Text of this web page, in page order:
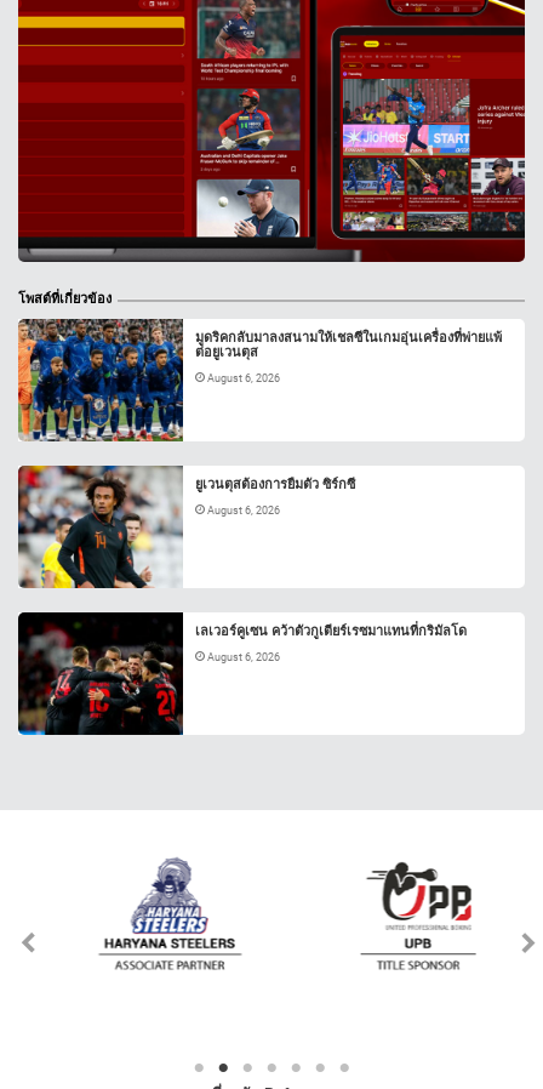
โพสต์ที่เกี่ยวข้อง
มูดริคกลับมาลงสนามให้เชลซีในเกมอุ่นเครื่องที่พ่ายแพ้
ต่อยูเวนตุส
August 6, 2026
ยูเวนตุสต้องการยืมตัว ซิร์กซี
August 6, 2026
เลเวอร์คูเซน คว้าตัวกูเตียร์เรซมาแทนที่กริมัลโด
August 6, 2026